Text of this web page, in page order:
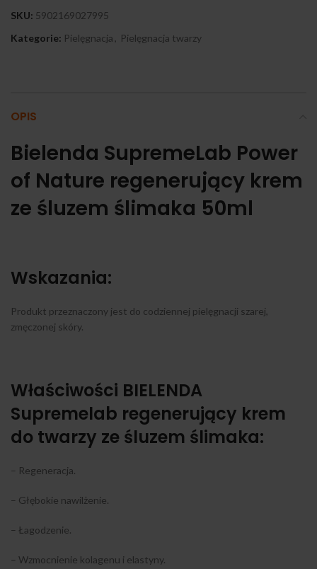
SKU: 5902169027995
Kategorie: Pielęgnacja Pielęgnacja twarzy
OPIS
Bielenda SupremeLab Power
of Nature regenerujący krem
ze śluzem ślimaka 50ml
Wskazania:
Produkt przeznaczony jest do codziennej pielęgnacji szarej,
zmęczonej skóry.
Właściwości BIELENDA
Supremelab regenerujący krem
do twarzy ze śluzem ślimaka:
– Regeneracja.
– Głębokie nawilżenie.
– Łagodzenie.
– Wzmocnienie kolagenu i elastyny.